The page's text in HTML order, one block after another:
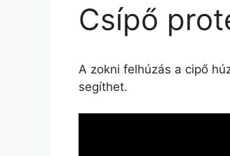
Csípő
A zokni felhúzás a cipő
segíthet.